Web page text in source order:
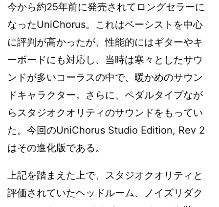
今から約25年前に発売されてロングセラーに
なったUniChorus。これはベーシストを中心
に評判が高かったが、性能的にはギターやキ
ーボードにも対応し、当時は寒々としたサウ
ンドが多いコーラスの中で、暖かめのサウン
ドキャラクター。さらに、ペダルタイプなが
らスタジオクオリティのサウンドをもってい
た。今回のUniChorus Studio Edition, Rev 2
はその進化版である。
上記を踏まえた上で、スタジオクオリティと
評価されていたヘッドルーム、ノイズリダク